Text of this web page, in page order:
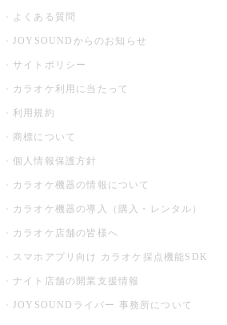
よくある質問
JOYSOUNDからのお知らせ
サイトポリシー
カラオケ利用に当たって
利用規約
商標について
個人情報保護方針
カラオケ機器の情報について
カラオケ機器の導入（購入・レンタル）
カラオケ店舗の皆様へ
スマホアプリ向け カラオケ採点機能SDK
ナイト店舗の開業支援情報
JOYSOUNDライバー 事務所について